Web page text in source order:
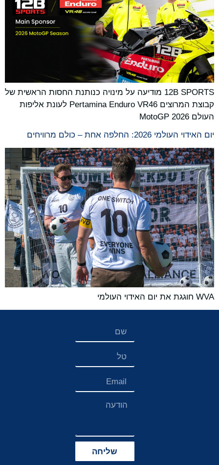
12B SPORTS מודיעה על מינויה כנותנת החסות הראשית של
קבוצת המרוצים Pertamina Enduro VR46 לעונת אליפות
העולם MotoGP 2026
יום האידוי העולמי 2026: החלפה אחת – כולם מרוויחים
WVA חוגגת את יום האידוי העולמי
שליחה